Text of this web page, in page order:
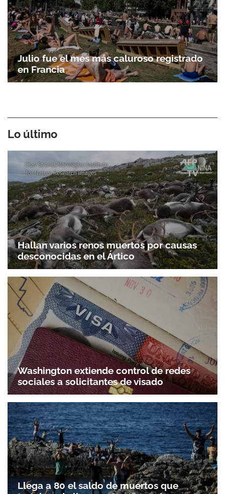
Julio fue el mes más caluroso registrado
en Francia
Lo último
Hallan varios renos muertos por causas
desconocidas en el Ártico
Washington extiende control de redes
sociales a solicitantes de visado
Llega a 80 el saldo de muertos que